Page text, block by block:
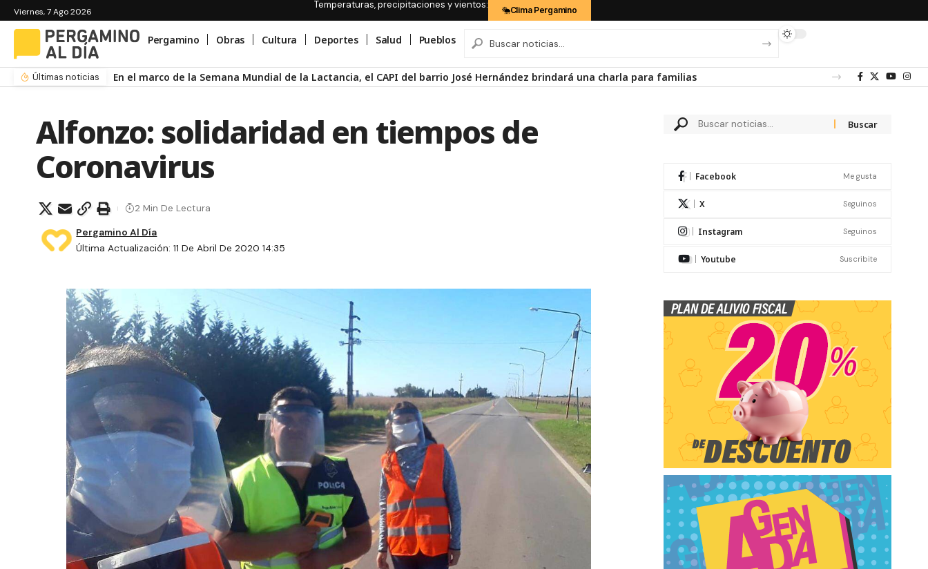
Viernes, 7 Ago 2026
Temperaturas, precipitaciones y vientos: Clima Pergamino
Pergamino Obras Cultura Deportes Salud Pueblos
Últimas noticias En el marco de la Semana Mundial de la Lactancia, el CAPI del barrio José Hernández brindará una charla para familias
Alfonzo: solidaridad en tiempos de
Coronavirus
Última Actualización: 11 De Abril De 2020 14:35
Pergamino Al Día
2 Min De Lectura
Facebook Me gusta
X Seguinos
Instagram Seguinos
Youtube Suscribite